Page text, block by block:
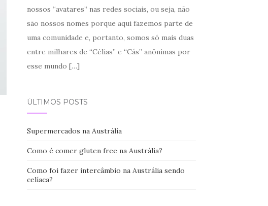
nossos “avatares” nas redes sociais, ou seja, não
são nossos nomes porque aqui fazemos parte de
uma comunidade e, portanto, somos só mais duas
entre milhares de “Célias” e “Cás” anônimas por
esse mundo […]
ÚLTIMOS POSTS
Supermercados na Austrália
Como é comer gluten free na Austrália?
Como foi fazer intercâmbio na Austrália sendo
celíaca?